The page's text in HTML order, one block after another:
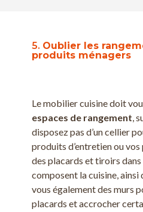
5. Oublier les
produits ménagers
Le mobilier cuisine doit
espaces de rangement,
disposez pas d’un cellier
produits d’entretien ou
des placards et tiroirs
composent la cuisine, ainsi
vous également des murs
placards et accrocher